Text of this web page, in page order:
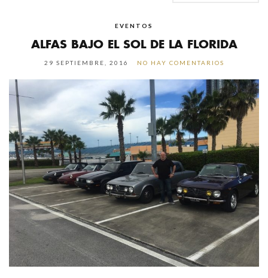
EVENTOS
ALFAS BAJO EL SOL DE LA FLORIDA
29 SEPTIEMBRE, 2016 NO HAY COMENTARIOS